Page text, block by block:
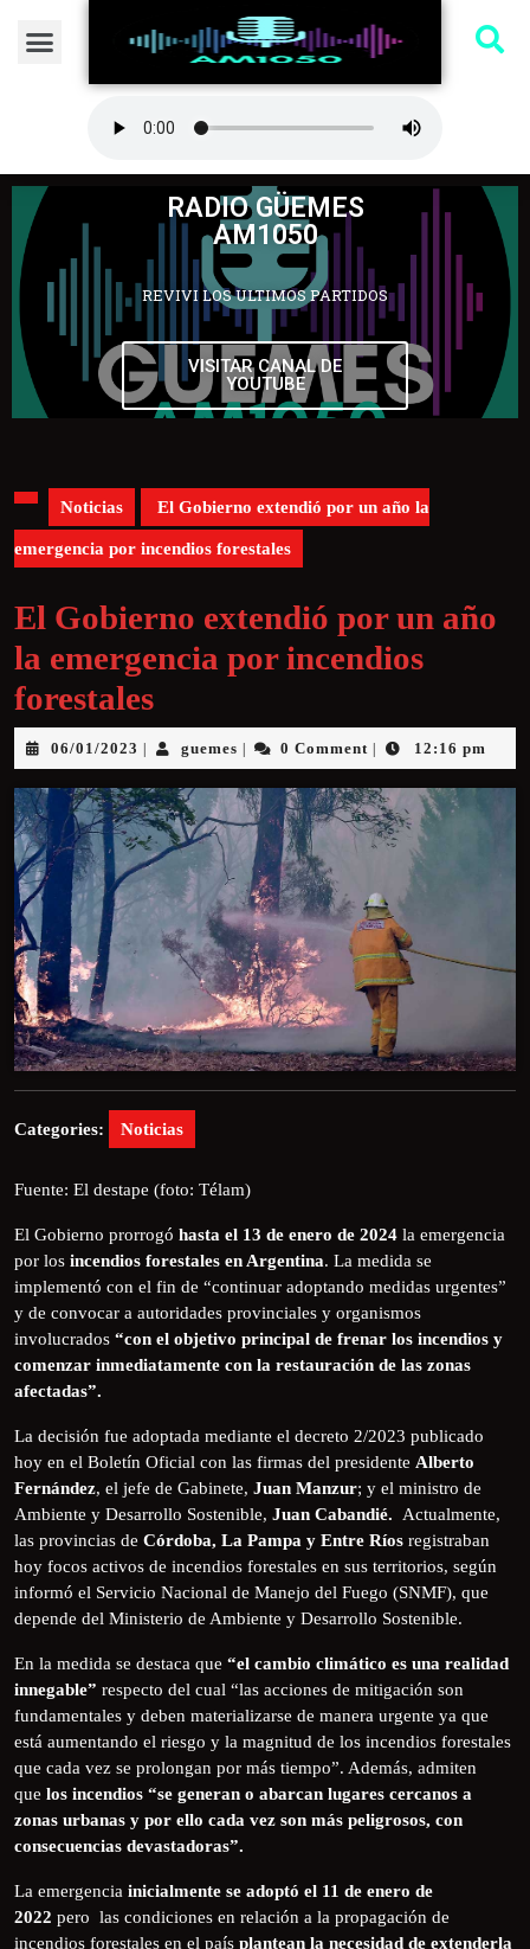
RADIO GÜEMES
AM1050
REVIVI LOS ULTIMOS PARTIDOS
VISITAR CANAL DE
YOUTUBE
Noticias El Gobierno extendió por un año la
emergencia por incendios forestales
El Gobierno extendió por un año
la emergencia por incendios
forestales
06/01/2023 guemes 0 Comment 12:16 pm
Categories: Noticias
Fuente: El destape (foto: Télam)
El Gobierno prorrogó hasta el 13 de enero de 2024 la emergencia
por los incendios forestales en Argentina. La medida se
implementó con el fin de “continuar adoptando medidas urgentes”
y de convocar a autoridades provinciales y organismos
involucrados “con el objetivo principal de frenar los incendios y
comenzar inmediatamente con la restauración de las zonas
afectadas”.
La decisión fue adoptada mediante el decreto 2/2023 publicado
hoy en el Boletín Oficial con las firmas del presidente Alberto
Fernández, el jefe de Gabinete, Juan Manzur; y el ministro de
Ambiente y Desarrollo Sostenible, Juan Cabandié. Actualmente,
las provincias de Córdoba, La Pampa y Entre Ríos registraban
hoy focos activos de incendios forestales en sus territorios, según
informó el Servicio Nacional de Manejo del Fuego (SNMF), que
depende del Ministerio de Ambiente y Desarrollo Sostenible.
En la medida se destaca que “el cambio climático es una realidad
innegable” respecto del cual “las acciones de mitigación son
fundamentales y deben materializarse de manera urgente ya que
está aumentando el riesgo y la magnitud de los incendios forestales
que cada vez se prolongan por más tiempo”. Además, admiten
que los incendios “se generan o abarcan lugares cercanos a
zonas urbanas y por ello cada vez son más peligrosos, con
consecuencias devastadoras”.
La emergencia inicialmente se adoptó el 11 de enero de
2022 pero las condiciones en relación a la propagación de
incendios forestales en el país plantean la necesidad de extenderla